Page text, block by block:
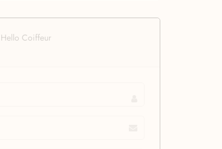
Hello Coiffeur